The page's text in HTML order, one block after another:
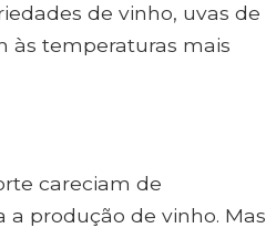
de vinho, uvas de
às temperaturas mais
careciam de
produção de vinho. Mas